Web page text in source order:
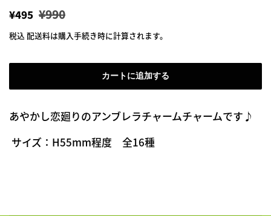
通
常
格
¥495 販
売
格
¥990
税込 配送料は購入手続き時に計算されます。
カートに追加する
あやかし恋廻りのアンブレラチャームチャームです♪
サイズ：H55mm程度 全16種